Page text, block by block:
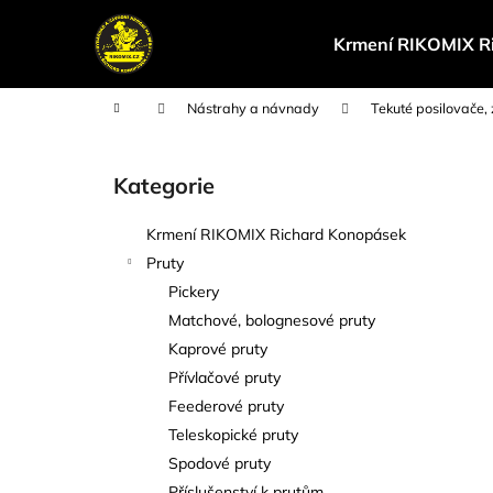
Krmení RIKOMIX
Domů Nástrahy a návnady Tekuté
Přeskočit
kategorie
Kategorie
Krmení RIKOMIX Richard Konopásek
Pruty
Pickery
Matchové, bolognesové pruty
Kaprové pruty
Přívlačové pruty
Feederové pruty
Teleskopické pruty
Spodové pruty
í
Zpět
do
Zpět
do